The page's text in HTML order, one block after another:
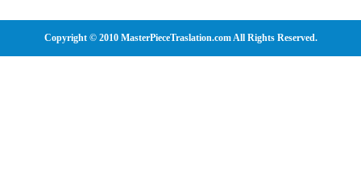
Copyright © 2010 MasterPieceTraslation.com All Rights Reserved.